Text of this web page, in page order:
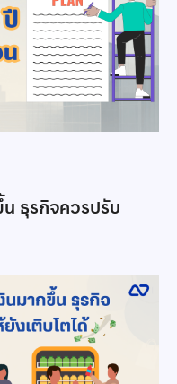
น ธุรกิจควรปรับ